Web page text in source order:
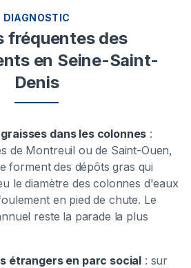
DIAGNOSTIC
fréquentes des
en Seine-Saint-
Denis
dans les colonnes :
de Montreuil ou de Saint-Ouen,
forment des dépôts gras qui
le diamètre des colonnes d'eaux
en pied de chute. Le
reste la parade la plus
étrangers en parc social : sur